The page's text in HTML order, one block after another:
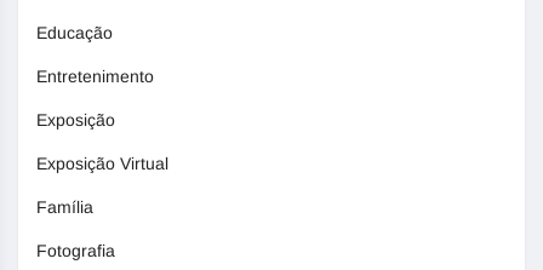
Educação
Entretenimento
Exposição
Exposição Virtual
Família
Fotografia